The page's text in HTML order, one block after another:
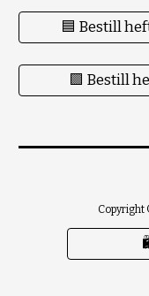
🟦 Bestill
🟪 Bestill
Copyright